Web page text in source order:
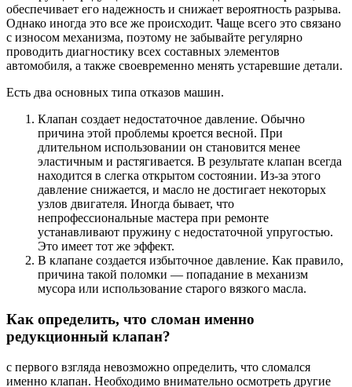
обеспечивает его надежность и снижает вероятность разрыва.
Однако иногда это все же происходит. Чаще всего это связано
с износом механизма, поэтому не забывайте регулярно
проводить диагностику всех составных элементов
автомобиля, а также своевременно менять устаревшие детали.
Есть два основных типа отказов машин.
Клапан создает недостаточное давление. Обычно
причина этой проблемы кроется весной. При
длительном использовании он становится менее
эластичным и растягивается. В результате клапан всегда
находится в слегка открытом состоянии. Из-за этого
давление снижается, и масло не достигает некоторых
узлов двигателя. Иногда бывает, что
непрофессиональные мастера при ремонте
устанавливают пружину с недостаточной упругостью.
Это имеет тот же эффект.
В клапане создается избыточное давление. Как правило,
причина такой поломки — попадание в механизм
мусора или использование старого вязкого масла.
Как определить, что сломан именно
редукционный клапан?
с первого взгляда невозможно определить, что сломался
именно клапан. Необходимо внимательно осмотреть другие